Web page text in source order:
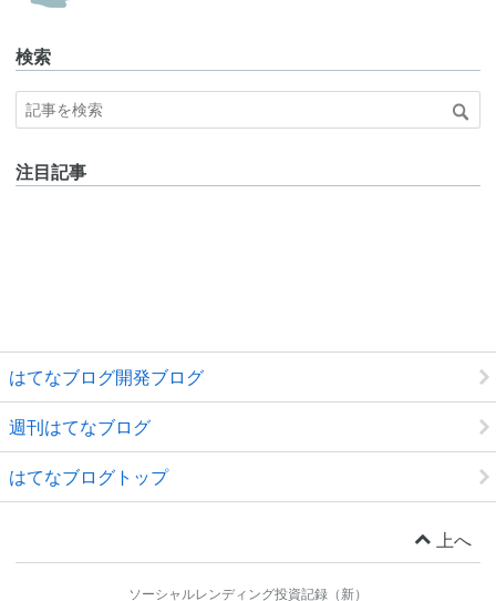
検索
注目記事
はてなブログ開発ブログ
週刊はてなブログ
はてなブログトップ
上へ
ソーシャルレンディング投資記録（新）